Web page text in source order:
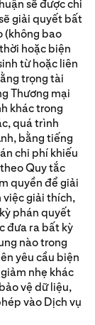
sẽ được chi
giải quyết bất
(không bao
hoặc biện
từ hoặc liên
trọng tài
Thương mại
khác trong
quá trình
bằng tiếng
chi phí khiếu
Quy tắc
quyền để giải
giải thích,
phán quyết
đưa ra bất kỳ
nào trong
yêu cầu biện
nhẹ khác
vệ dữ liệu,
vào Dịch vụ